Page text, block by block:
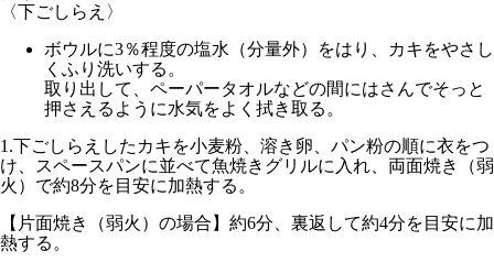
〈下ごしらえ〉
ボウルに3％程度の塩水（分量外）をはり、カキをやさし
くふり洗いする。
取り出して、ペーパータオルなどの間にはさんでそっと
押さえるように水気をよく拭き取る。
1.下ごしらえしたカキを小麦粉、溶き卵、パン粉の順に衣をつ
け、スペースパンに並べて魚焼きグリルに入れ、 両面焼き（弱
火）で約8分を目安に加熱する。
【 片面焼き（弱火） の場合】 約6分 、裏返して約4分を目安に加
熱する。